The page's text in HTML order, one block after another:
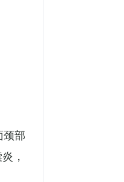
部
，